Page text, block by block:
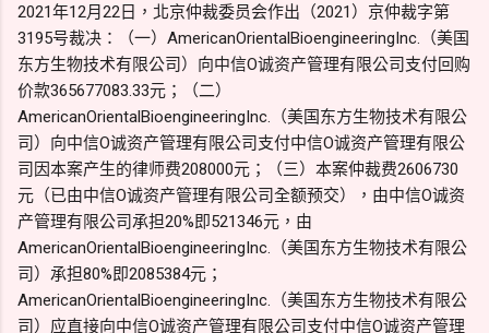
2021年12月22日，北京仲裁委员会作出（2021）京仲裁字第
3195号裁决：（一）AmericanOrientalBioengineeringInc.（美国
东方生物技术有限公司）向中信O诚资产管理有限公司支付回购
价款365677083.33元；（二）
AmericanOrientalBioengineeringInc.（美国东方生物技术有限公
司）向中信O诚资产管理有限公司支付中信O诚资产管理有限公
司因本案产生的律师费208000元；（三）本案仲裁费2606730
元（已由中信O诚资产管理有限公司全额预交），由中信O诚资
产管理有限公司承担20%即521346元，由
AmericanOrientalBioengineeringInc.（美国东方生物技术有限公
司）承担80%即2085384元；
AmericanOrientalBioengineeringInc.（美国东方生物技术有限公
司）应直接向中信O诚资产管理有限公司支付中信O诚资产管理